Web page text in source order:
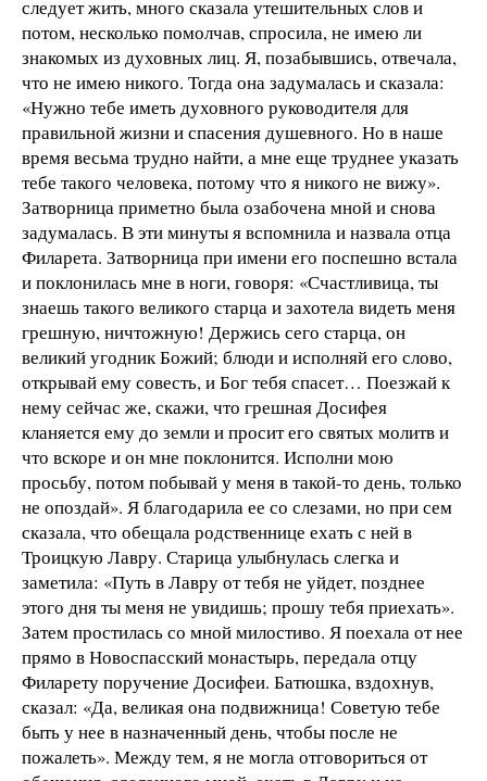
следует жить, много сказала утешительных слов и
потом, несколько помолчав, спросила, не имею ли
знакомых из духовных лиц. Я, позабывшись, отвечала,
что не имею никого. Тогда она задумалась и сказала:
«Нужно тебе иметь духовного руководителя для
правильной жизни и спасения душевного. Но в наше
время весьма трудно найти, а мне еще труднее указать
тебе такого человека, потому что я никого не вижу».
Затворница приметно была озабочена мной и снова
задумалась. В эти минуты я вспомнила и назвала отца
Филарета. Затворница при имени его поспешно встала
и поклонилась мне в ноги, говоря: «Счастливица, ты
знаешь такого великого старца и захотела видеть меня
грешную, ничтожную! Держись сего старца, он
великий угодник Божий; блюди и исполняй его слово,
открывай ему совесть, и Бог тебя спасет… Поезжай к
нему сейчас же, скажи, что грешная Досифея
кланяется ему до земли и просит его святых молитв и
что вскоре и он мне поклонится. Исполни мою
просьбу, потом побывай у меня в такой-то день, только
не опоздай». Я благодарила ее со слезами, но при сем
сказала, что обещала родственнице ехать с ней в
Троицкую Лавру. Старица улыбнулась слегка и
заметила: «Путь в Лавру от тебя не уйдет, позднее
этого дня ты меня не увидишь; прошу тебя приехать».
Затем простилась со мной милостиво. Я поехала от нее
прямо в Новоспасский монастырь, передала отцу
Филарету поручение Досифеи. Батюшка, вздохнув,
сказал: «Да, великая она подвижница! Советую тебе
быть у нее в назначенный день, чтобы после не
пожалеть». Между тем, я не могла отговориться от